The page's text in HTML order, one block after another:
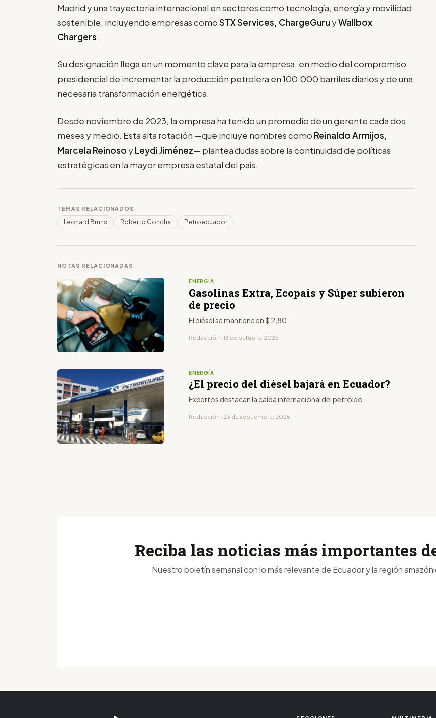
Madrid y una trayectoria internacional en sectores como tecnología, energía y movilidad
sostenible, incluyendo empresas comoSTX Services, ChargeGuru yWallbox
Chargers.
Su designación llega en un momento clave para la empresa, en medio del compromiso
presidencial de incrementar la producción petrolera en 100.000 barriles diarios y de una
necesaria transformación energética.
Desde noviembre de 2023, la empresa ha tenido un promedio de un gerente cada dos
meses y medio. Esta alta rotación —que incluye nombres como Reinaldo Armijos,
Marcela Reinoso yLeydi Jiménez— plantea dudas sobre la continuidad de políticas
estratégicas en la mayor empresa estatal del país.
TEMAS RELACIONADOS
Leonard Bruns Roberto Concha Petroecuador
NOTAS RELACIONADAS
ENERGÍA
Gasolinas Extra, Ecopaís y Súper subieron
de precio
El diésel se mantiene en $ 2,80
Redacción · 13 de octubre, 2025
ENERGÍA
¿El precio del diésel bajará en Ecuador?
Expertos destacan la caída internacional del petróleo
Redacción · 23 de septiembre, 2025
Reciba las noticias más importantes
Nuestro boletín semanal con lo más relevante de Ecuador y la región